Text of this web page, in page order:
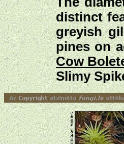
distinct
greyish
pines on
Cow
Slimy